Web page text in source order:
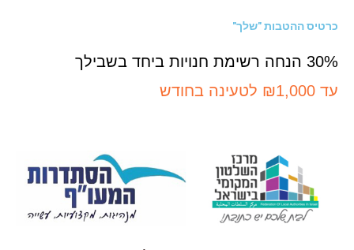
כרטיס ההטבות "שלך"
30% הנחה רשימת חנויות ביחד בשבילך
עד ₪1,000 לטעינה בחודש